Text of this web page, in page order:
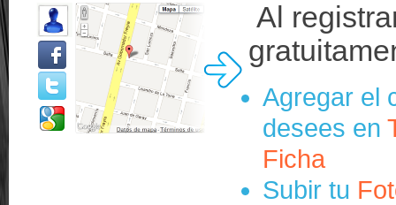
Al
Agregar el
desees en
Ficha
Subir tu